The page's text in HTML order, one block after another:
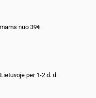
nuo 39€.
per 1-2 d. d.